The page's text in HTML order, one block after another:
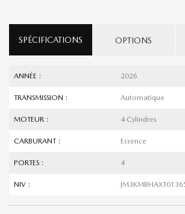
SPÉCIFICATIONS OPTIONS
ANNÉE : 2026
TRANSMISSION : Automatique
MOTEUR : 4 Cylindres
CARBURANT : Essence
PORTES : 4
NIV :